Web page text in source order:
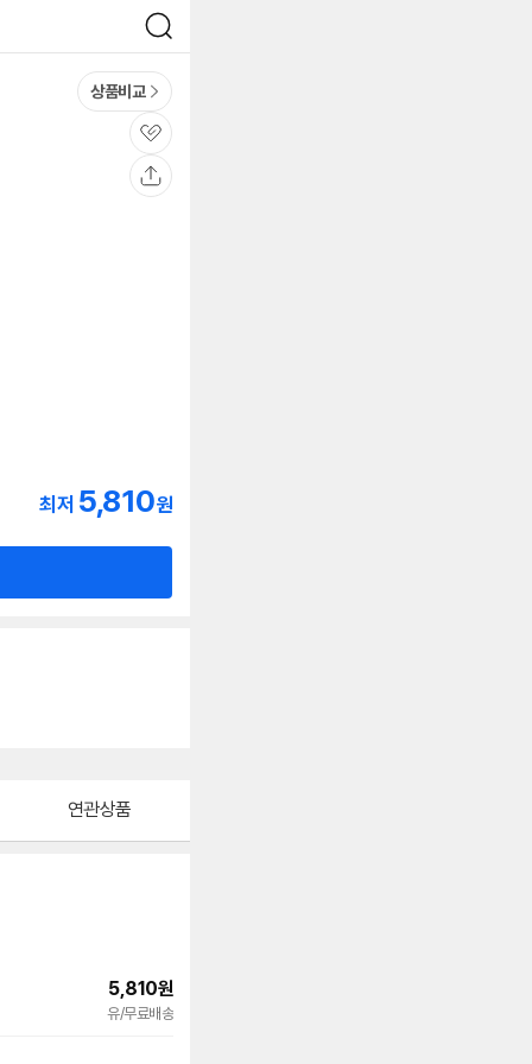
검
색
상품비교
관
심
최저 5,810원
연관상품
5,810원
유/무료배송